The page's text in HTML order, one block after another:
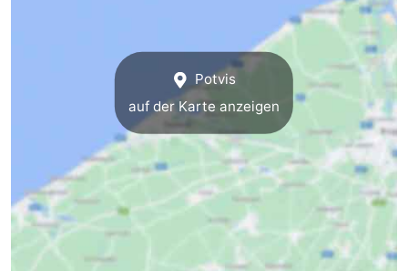
Bredene
Ostende
-
Middelkerke
Potvis
auf der Karte anzeigen